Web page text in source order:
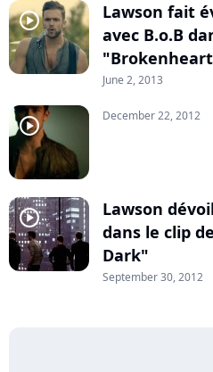
player2
Lawson fait
avec B.o.B
June 2, 2013
player2 December 22, 2012
player2
Lawson
dans le clip
Dark"
September 30, 2012